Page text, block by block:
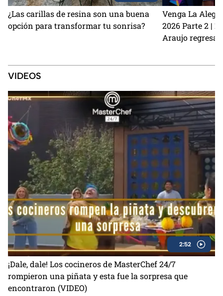
¿Las carillas de resina son una buena
opción para transformar tu sonrisa?
Venga La
2026 Parte 2 |
Araujo
VIDEOS
2:52
¡Dale, dale! Los cocineros de MasterChef 24/7
rompieron una piñata y esta fue la sorpresa que
encontraron (VIDEO)